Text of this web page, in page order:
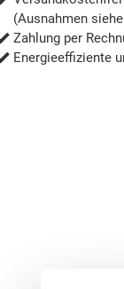
(Ausnahmen siehe
Zahlung per
Energieeffiziente